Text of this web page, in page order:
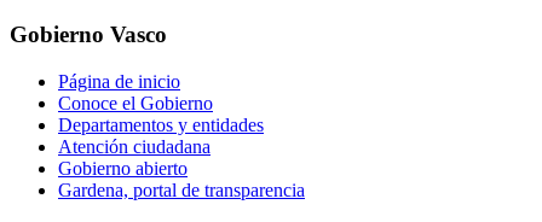
Gobierno Vasco
Página de inicio
Conoce el Gobierno
Departamentos y entidades
Atención ciudadana
Gobierno abierto
Gardena, portal de transparencia